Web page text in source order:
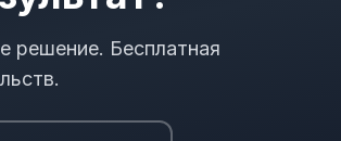
решение. Бесплатная